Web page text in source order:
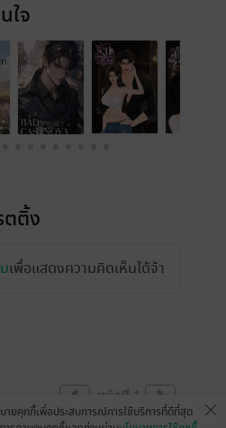
ใจ
ตติ้ง
เพื่อแสดงความคิดเห็นได้จ้า
หน้าที่ 1
ายคุกกี้เพื่อประสบการณ์การใช้บริการที่ดีที่สุด